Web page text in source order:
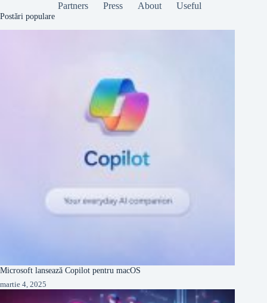
Partners Press About Useful
Postări populare
Microsoft lansează Copilot pentru macOS
martie 4, 2025